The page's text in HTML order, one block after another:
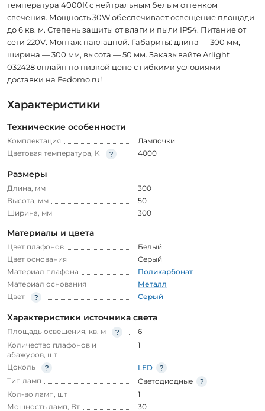
температура 4000К с нейтральным белым оттенком
свечения. Мощность 30W обеспечивает освещение площади
до 6 кв. м. Степень защиты от влаги и пыли IP54. Питание от
сети 220V. Монтаж накладной. Габариты: длина — 300 мм,
ширина — 300 мм, высота — 50 мм. Заказывайте Arlight
032428 онлайн по низкой цене с гибкими условиями
доставки на Fedomo.ru!
Характеристики
Технические особенности
Комплектация
Лампочки
Цветовая температура, K
4000
Размеры
Длина, мм
300
Высота, мм
50
Ширина, мм
300
Материалы и цвета
Цвет плафонов
Белый
Цвет основания
Серый
Материал плафона
Поликарбонат
Материал основания
Металл
Цвет
Серый
Характеристики источника света
Площадь освещения, кв. м
6
Количество плафонов и
абажуров, шт
1
Цоколь
LED
Тип ламп
Светодиодные
Кол-во ламп, шт
1
Мощность ламп, Вт
30